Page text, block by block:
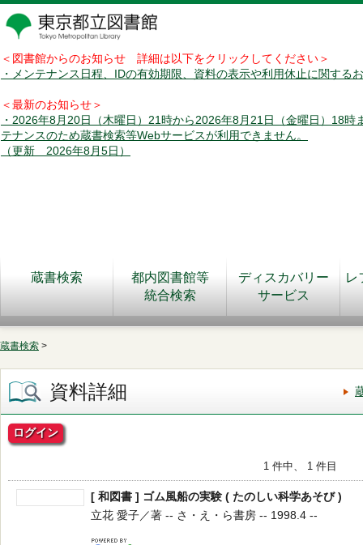
＜図書館からのお知らせ 詳細は以下をクリックしてください＞
・メンテナンス日程、IDの有効期限、資料の表示や利用休止に関する
＜最新のお知らせ＞
・2026年8月20日（木曜日）21時から2026年8月21日（金曜日）18時
テナンスのため蔵書検索等Webサービスが利用できません。
（更新 2026年8月5日）
蔵書検索
都内図書館等
統合検索
ディスカバリー
サービス
レ
蔵書検索 >
資料詳細
ログイン
1 件中、 1 件目
[ 和図書 ] ゴム風船の実験 ( たのしい科学あそび )
立花 愛子／著 -- さ・え・ら書房 -- 1998.4 --